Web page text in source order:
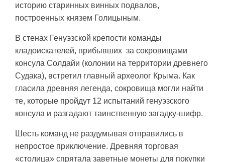
историю старинных винных подвалов,
построенных князем Голицыным.
В стенах Генуэзской крепости команды
кладоискателей, прибывших за сокровищами
консула Солдайи (колонии на территории древнего
Судака), встретил главный археолог Крыма. Как
гласила древняя легенда, сокровища могли найти
те, которые пройдут 12 испытаний генуэзского
консула и разгадают таинственную загадку-шифр.
Шесть команд не раздумывая отправились в
непростое приключение. Древняя торговая
«столица» спрятала заветные монеты для покупки